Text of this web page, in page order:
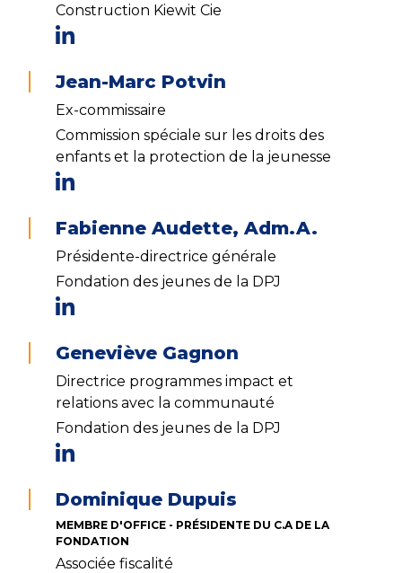
Construction Kiewit Cie
Jean-Marc Potvin
Ex-commissaire
Commission spéciale sur les droits des
enfants et la protection de la jeunesse
Fabienne Audette, Adm.A.
Présidente-directrice générale
Fondation des jeunes de la DPJ
Geneviève Gagnon
Directrice programmes impact et
relations avec la communauté
Fondation des jeunes de la DPJ
Dominique Dupuis
MEMBRE D'OFFICE - PRÉSIDENTE DU C.A DE LA
FONDATION
Associée fiscalité